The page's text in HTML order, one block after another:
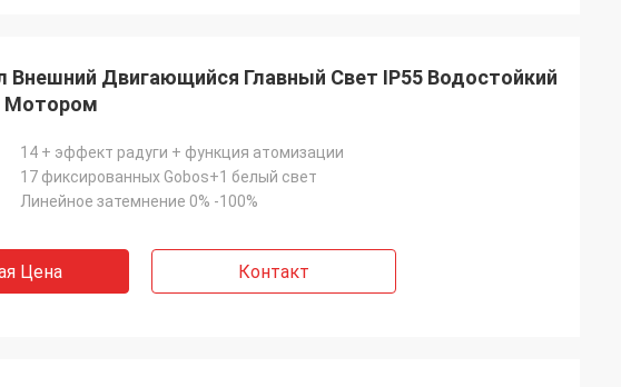
Внешний Двигающийся Главный Свет IP55 Водостойкий
Мотором
14 + эффект радуги + функция атомизации
17 фиксированных Gobos+1 белый свет
Линейное затемнение 0% -100%
Цена Контакт